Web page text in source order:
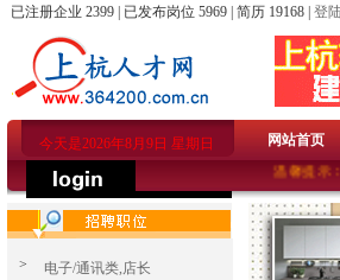
已注册企业 2399 | 已发布岗位 5969 | 简历 19168 | 登
今天是2026年8月9日 星期日 网站首页
温馨提示
> 电子/通讯类,店长